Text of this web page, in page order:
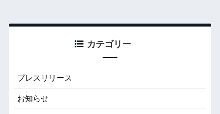
カテゴリー
プレスリリース
お知らせ